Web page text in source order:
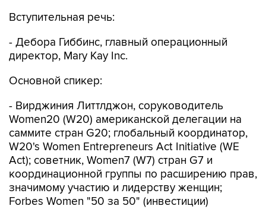
Вступительная речь:
- Дебора Гиббинс, главный операционный
директор, Mary Kay Inc.
Основной спикер:
- Вирджиния Литтлджон, соруководитель
Women20 (W20) американской делегации на
саммите стран G20; глобальный координатор,
W20's Women Entrepreneurs Act Initiative (WE
Act); советник, Women7 (W7) стран G7 и
координационной группы по расширению прав,
значимому участию и лидерству женщин;
Forbes Women "50 за 50" (инвестиции)